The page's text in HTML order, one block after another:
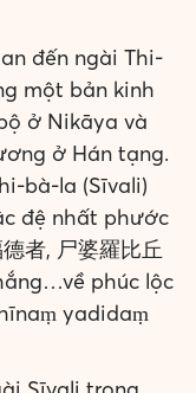
đến ngài Thi-
một bản kinh
ở Nikāya và
ở Hán tạng.
bà-la (Sīvali)
đệ nhất phước
者, 尸婆羅比丘
phúc lộc
yadidaṃ